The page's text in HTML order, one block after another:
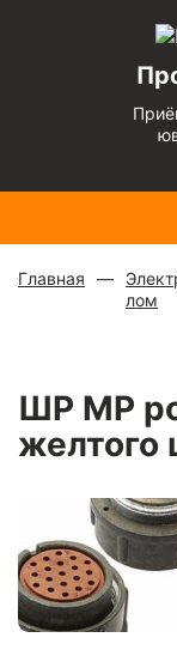
Медь
кг
Радиаторы
310 ₽/кг
Главная
лом
ШР МР
желтого